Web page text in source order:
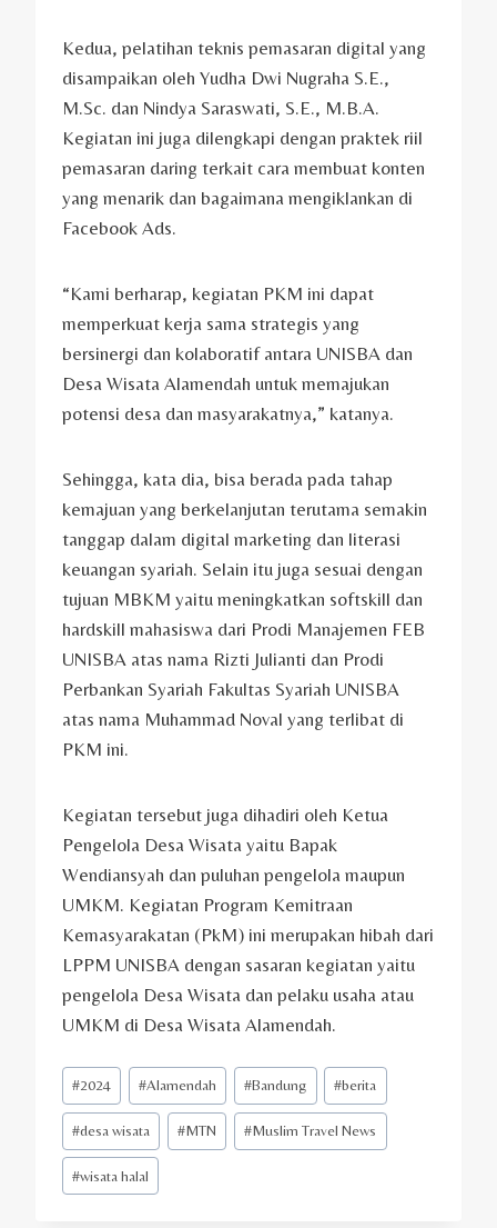
Kedua, pelatihan teknis pemasaran digital yang
disampaikan oleh Yudha Dwi Nugraha S.E.,
M.Sc. dan Nindya Saraswati, S.E., M.B.A.
Kegiatan ini juga dilengkapi dengan praktek riil
pemasaran daring terkait cara membuat konten
yang menarik dan bagaimana mengiklankan di
Facebook Ads.
“Kami berharap, kegiatan PKM ini dapat
memperkuat kerja sama strategis yang
bersinergi dan kolaboratif antara UNISBA dan
Desa Wisata Alamendah untuk memajukan
potensi desa dan masyarakatnya,” katanya.
Sehingga, kata dia, bisa berada pada tahap
kemajuan yang berkelanjutan terutama semakin
tanggap dalam digital marketing dan literasi
keuangan syariah. Selain itu juga sesuai dengan
tujuan MBKM yaitu meningkatkan softskill dan
hardskill mahasiswa dari Prodi Manajemen FEB
UNISBA atas nama Rizti Julianti dan Prodi
Perbankan Syariah Fakultas Syariah UNISBA
atas nama Muhammad Noval yang terlibat di
PKM ini.
Kegiatan tersebut juga dihadiri oleh Ketua
Pengelola Desa Wisata yaitu Bapak
Wendiansyah dan puluhan pengelola maupun
UMKM. Kegiatan Program Kemitraan
Kemasyarakatan (PkM) ini merupakan hibah dari
LPPM UNISBA dengan sasaran kegiatan yaitu
pengelola Desa Wisata dan pelaku usaha atau
UMKM di Desa Wisata Alamendah.
Post
Tags:
#2024 #Alamendah #Bandung #berita
#desa wisata #MTN #Muslim Travel News
#wisata halal